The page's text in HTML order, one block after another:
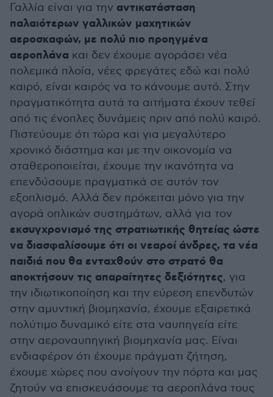
Γαλλία είναι για την αντικατάσταση
παλαιότερων γαλλικών μαχητικών
αεροσκαφών, με πολύ πιο προηγμένα
αεροπλάνα και δεν έχουμε αγοράσει νέα
πολεμικά πλοία, νέες φρεγάτες εδώ και πολύ
καιρό, είναι καιρός να το κάνουμε αυτό. Στην
πραγματικότητα αυτά τα αιτήματα έχουν τεθεί
από τις ένοπλες δυνάμεις πριν από πολύ καιρό.
Πιστεύουμε ότι τώρα και για μεγαλύτερο
χρονικό διάστημα και με την οικονομία να
σταθεροποιείται, έχουμε την ικανότητα να
επενδύσουμε πραγματικά σε αυτόν τον
εξοπλισμό. Αλλά δεν πρόκειται μόνο για την
αγορά οπλικών συστημάτων, αλλά για τον
εκσυγχρονισμό της στρατιωτικής θητείας ώστε
να διασφαλίσουμε ότι οι νεαροί άνδρες, τα νέα
παιδιά που θα ενταχθούν στο στρατό θα
αποκτήσουν τις απαραίτητες δεξιότητες, για
την ιδιωτικοποίηση και την εύρεση επενδυτών
στην αμυντική βιομηχανία, έχουμε εξαιρετικά
πολύτιμο δυναμικό είτε στα ναυπηγεία είτε
στην αεροναυπηγική βιομηχανία μας. Είναι
ενδιαφέρον ότι έχουμε πράγματι ζήτηση,
έχουμε χώρες που ανοίγουν την πόρτα και μας
ζητούν να επισκευάσουμε τα αεροπλάνα τους